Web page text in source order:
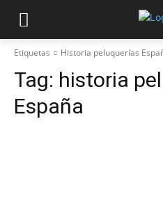
Etiquetas Historia peluquerías
Tag: historia
España